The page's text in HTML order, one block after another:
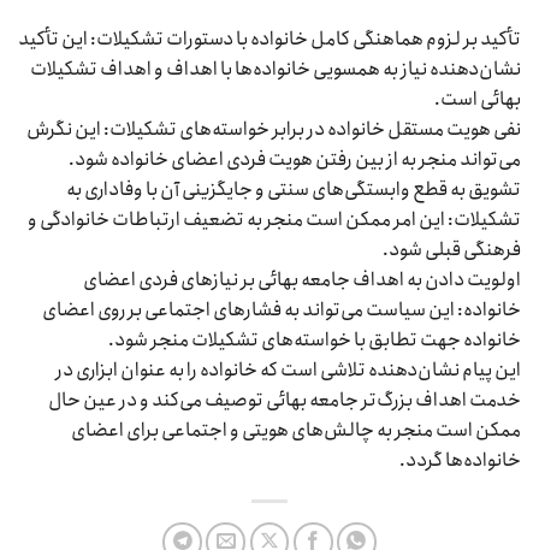
تأکید بر لزوم هماهنگی کامل خانواده با دستورات تشکیلات: این تأکید
نشان‌دهنده نیاز به همسویی خانواده‌ها با اهداف و اهداف تشکیلات
بهائی است.
نفی هویت مستقل خانواده در برابر خواسته‌های تشکیلات: این نگرش
می‌تواند منجر به از بین رفتن هویت فردی اعضای خانواده شود.
تشویق به قطع وابستگی‌های سنتی و جایگزینی آن با وفاداری به
تشکیلات: این امر ممکن است منجر به تضعیف ارتباطات خانوادگی و
فرهنگی قبلی شود.
اولویت دادن به اهداف جامعه بهائی بر نیازهای فردی اعضای
خانواده: این سیاست می‌تواند به فشار‌های اجتماعی بر روی اعضای
خانواده جهت تطابق با خواسته‌های تشکیلات منجر شود.
این پیام نشان‌دهنده تلاشی است که خانواده را به عنوان ابزاری در
خدمت اهداف بزرگ‌تر جامعه بهائی توصیف می‌کند و در عین حال
ممکن است منجر به چالش‌های هویتی و اجتماعی برای اعضای
خانواده‌ها گردد.